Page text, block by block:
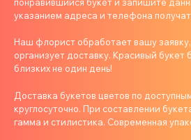
указанием адреса и телефона
Наш флорист обработает вашу заявку,
организует доставку. Красивый букет
близких не один день!
Доставка букетов цветов по
круглосуточно. При составлении
гамма и стилистика. Современная